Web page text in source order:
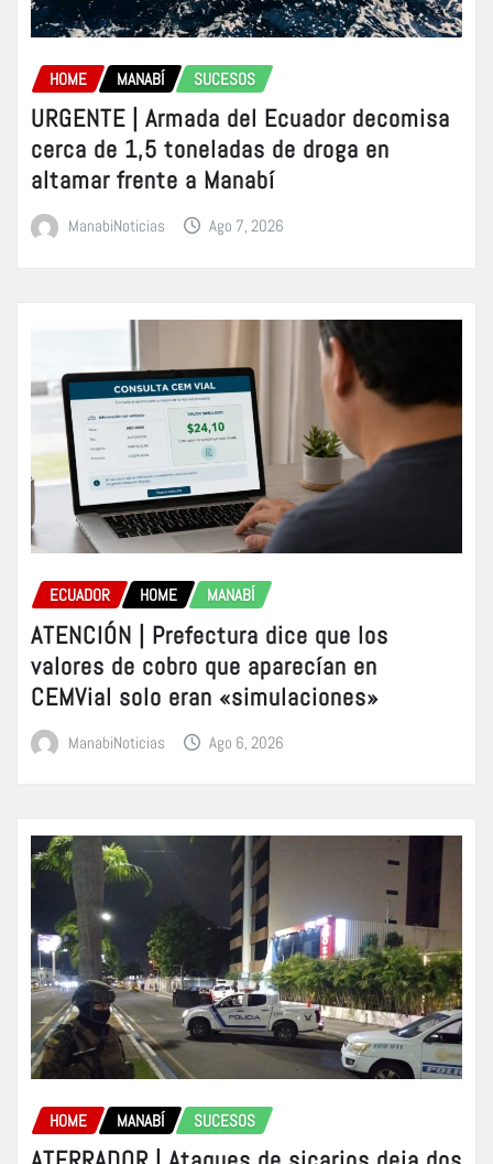
HOME MANABÍ SUCESOS
URGENTE | Armada del Ecuador decomisa
cerca de 1,5 toneladas de droga en
altamar frente a Manabí
ManabiNoticias Ago 7, 2026
ECUADOR HOME MANABÍ
ATENCIÓN | Prefectura dice que los
valores de cobro que aparecían en
CEMVial solo eran «simulaciones»
ManabiNoticias Ago 6, 2026
HOME MANABÍ SUCESOS